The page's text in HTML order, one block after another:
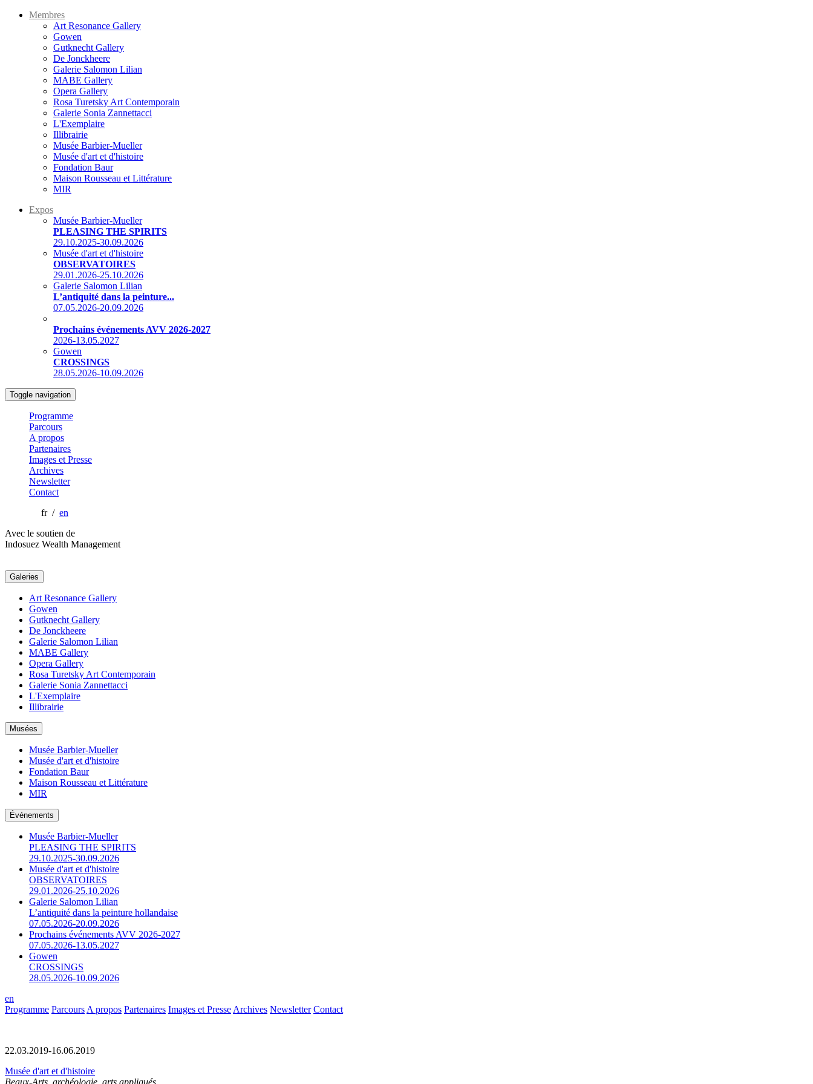
Membres
Art Resonance Gallery
Gowen
Gutknecht Gallery
De Jonckheere
Galerie Salomon Lilian
MABE Gallery
Opera Gallery
Rosa Turetsky Art Contemporain
Galerie Sonia Zannettacci
L'Exemplaire
Illibrairie
Musée Barbier-Mueller
Musée d'art et d'histoire
Fondation Baur
Maison Rousseau et Littérature
MIR
Expos
Musée Barbier-Mueller
PLEASING THE SPIRITS
29.10.2025-30.09.2026
Musée d'art et d'histoire
OBSERVATOIRES
29.01.2026-25.10.2026
Galerie Salomon Lilian
L’antiquité dans la peinture...
07.05.2026-20.09.2026
Prochains événements AVV 2026-2027
2026-13.05.2027
Gowen
CROSSINGS
28.05.2026-10.09.2026
Toggle navigation
Programme
Parcours
A propos
Partenaires
Images et Presse
Archives
Newsletter
Contact
fr / en
Avec le soutien de
Indosuez Wealth Management
Galeries
Art Resonance Gallery
Gowen
Gutknecht Gallery
De Jonckheere
Galerie Salomon Lilian
MABE Gallery
Opera Gallery
Rosa Turetsky Art Contemporain
Galerie Sonia Zannettacci
L'Exemplaire
Illibrairie
Musées
Musée Barbier-Mueller
Musée d'art et d'histoire
Fondation Baur
Maison Rousseau et Littérature
MIR
Événements
Musée Barbier-Mueller
PLEASING THE SPIRITS
29.10.2025-30.09.2026
Musée d'art et d'histoire
OBSERVATOIRES
29.01.2026-25.10.2026
Galerie Salomon Lilian
L’antiquité dans la peinture hollandaise
07.05.2026-20.09.2026
Prochains événements AVV 2026-2027
07.05.2026-13.05.2027
Gowen
CROSSINGS
28.05.2026-10.09.2026
en
Programme Parcours A propos Partenaires Images et Presse Archives Newsletter Contact
22.03.2019-16.06.2019
Musée d'art et d'histoire
Beaux-Arts, archéologie, arts appliqués